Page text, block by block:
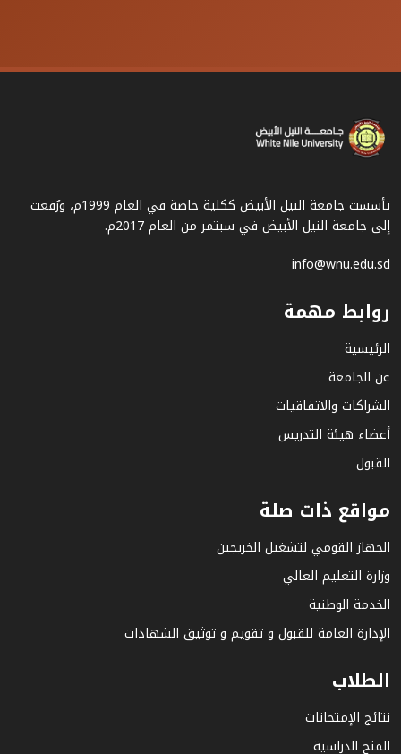
تأسست جامعة النيل الأبيض ككلية خاصة في العام 1999م، ورُفعت
إلى جامعة النيل الأبيض في سبتمر من العام 2017م.
info@wnu.edu.sd
روابط مهمة
الرئيسية
عن الجامعة
الشراكات والاتفاقيات
أعضاء هيئة التدريس
القبول
مواقع ذات صلة
الجهاز القومي لتشغيل الخريجين
وزارة التعليم العالي
الخدمة الوطنية
الإدارة العامة للقبول و تقويم و توثيق الشهادات
الطلاب
نتائج الإمتحانات
المنح الدراسية